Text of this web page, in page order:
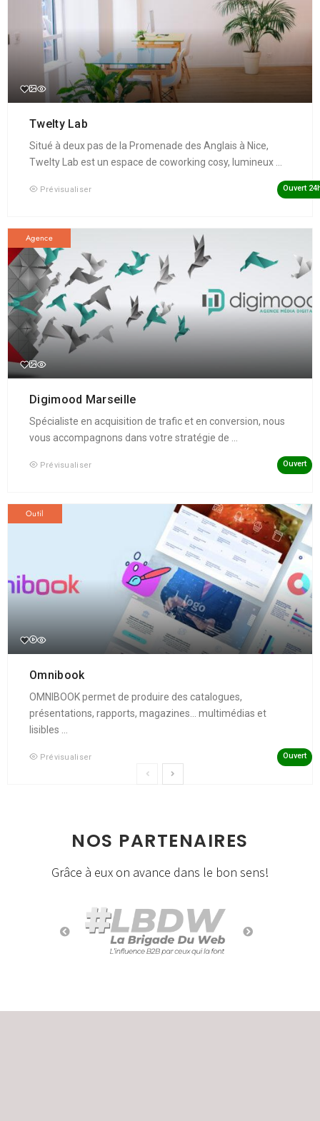
Twelty Lab
Situé à deux pas de la Promenade des Anglais à Nice,
Twelty Lab est un espace de coworking cosy, lumineux ...
Prévisualiser Ouvert
Agence
Digimood Marseille
Spécialiste en acquisition de trafic et en conversion, nous
vous accompagnons dans votre stratégie de ...
Prévisualiser Ouvert
Outil
Omnibook
OMNIBOOK permet de produire des catalogues,
présentations, rapports, magazines... multimédias et
lisibles ...
Prévisualiser Ouvert
NOS PARTENAIRES
Grâce à eux on avance dans le bon sens!